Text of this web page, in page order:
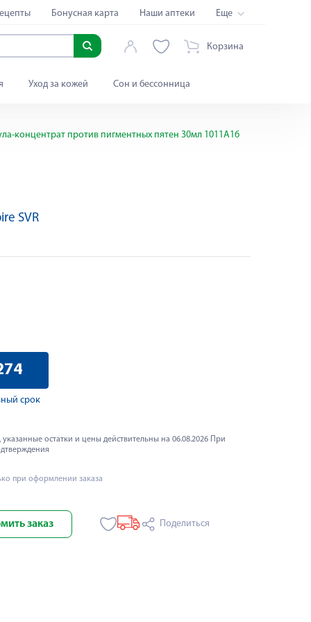
Бонусная карта Наши аптеки Еще
Корзина
Уход за кожей Сон и бессонница
концентрат против пигментных пятен 30мл 1011А16
SVR
срок
остатки и цены действительны на 06.08.2026 При
при оформлении заказа
заказ Поделиться